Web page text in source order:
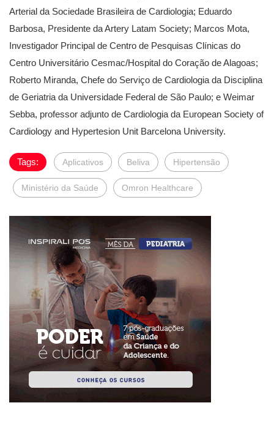
Arterial da Sociedade Brasileira de Cardiologia; Eduardo
Barbosa, Presidente da Artery Latam Society; Marcos Mota,
Investigador Principal de Centro de Pesquisas Clínicas do
Centro Universitário Cesmac/Hospital do Coração de Alagoas;
Roberto Miranda, Chefe do Serviço de Cardiologia da Disciplina
de Geriatria da Universidade Federal de São Paulo; e Weimar
Sebba, professor adjunto de Cardiologia da European Society of
Cardiology and Hypertesion Unit Barcelona University.
Tags: Aplicativos Beliva Hipertensão
Ministério da Saúde Omron Healthcare